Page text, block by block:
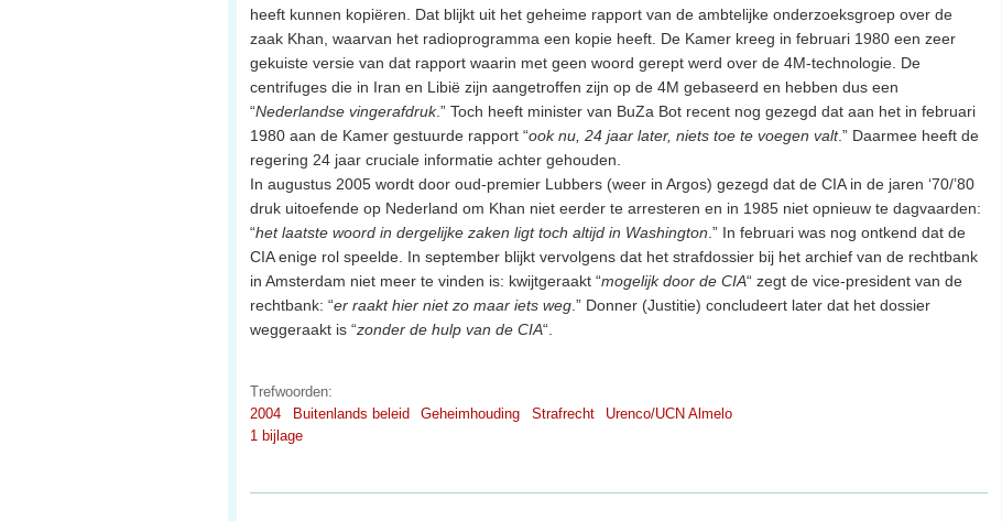
heeft kunnen kopiëren. Dat blijkt uit het geheime rapport van de ambtelijke onderzoeksgroep over de
zaak Khan, waarvan het radioprogramma een kopie heeft. De Kamer kreeg in februari 1980 een zeer
gekuiste versie van dat rapport waarin met geen woord gerept werd over de 4M-technologie. De
centrifuges die in Iran en Libië zijn aangetroffen zijn op de 4M gebaseerd en hebben dus een
“Nederlandse vingerafdruk.” Toch heeft minister van BuZa Bot recent nog gezegd dat aan het in februari
1980 aan de Kamer gestuurde rapport “ook nu, 24 jaar later, niets toe te voegen valt.” Daarmee heeft de
regering 24 jaar cruciale informatie achter gehouden.
In augustus 2005 wordt door oud-premier Lubbers (weer in Argos) gezegd dat de CIA in de jaren ‘70/’80
druk uitoefende op Nederland om Khan niet eerder te arresteren en in 1985 niet opnieuw te dagvaarden:
“het laatste woord in dergelijke zaken ligt toch altijd in Washington .” In februari was nog ontkend dat de
CIA enige rol speelde. In september blijkt vervolgens dat het strafdossier bij het archief van de rechtbank
in Amsterdam niet meer te vinden is: kwijtgeraakt “mogelijk door de CIA“ zegt de vice-president van de
rechtbank: “er raakt hier niet zo maar iets weg .” Donner (Justitie) concludeert later dat het dossier
weggeraakt is “zonder de hulp van de CIA“.
Trefwoorden:
2004
Buitenlands beleid Geheimhouding Strafrecht
Urenco/UCN Almelo
1 bijlage